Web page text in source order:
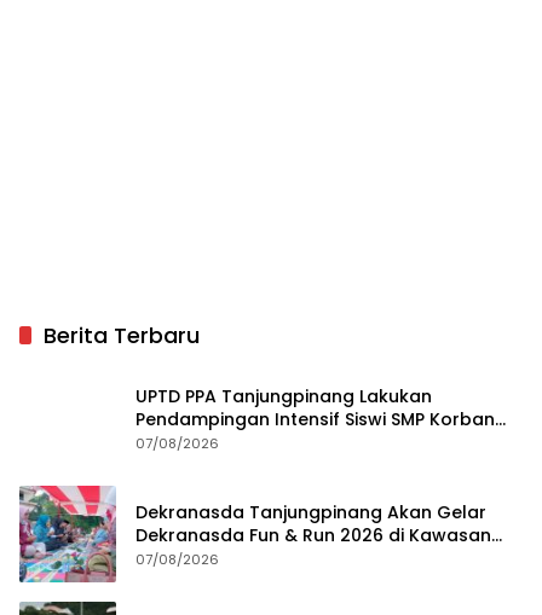
Berita Terbaru
UPTD PPA Tanjungpinang Lakukan
Pendampingan Intensif Siswi SMP Korban
Asusila
07/08/2026
Dekranasda Tanjungpinang Akan Gelar
Dekranasda Fun & Run 2026 di Kawasan
Gedung Gonggong
07/08/2026